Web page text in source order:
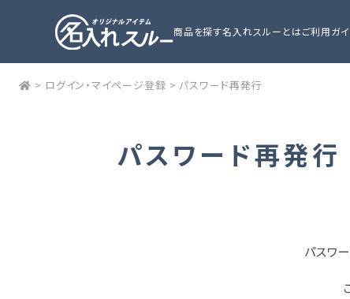
商品を探す名入れスルーとはご利用ガ
> ログイン・マイページ登録 > パスワード再発行
パスワード再発行
パスワ